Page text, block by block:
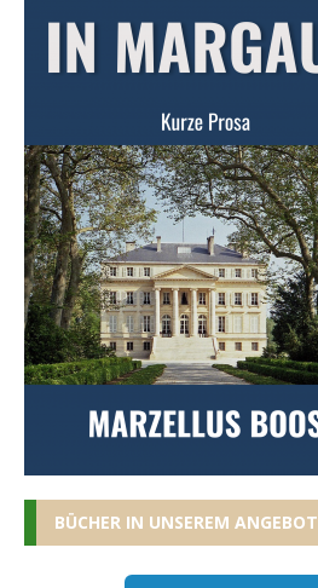
BÜCHER IN UNSEREM ANGEBOT